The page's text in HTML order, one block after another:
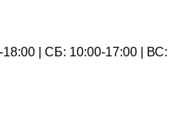
| СБ: 10:00-17:00 | ВС: